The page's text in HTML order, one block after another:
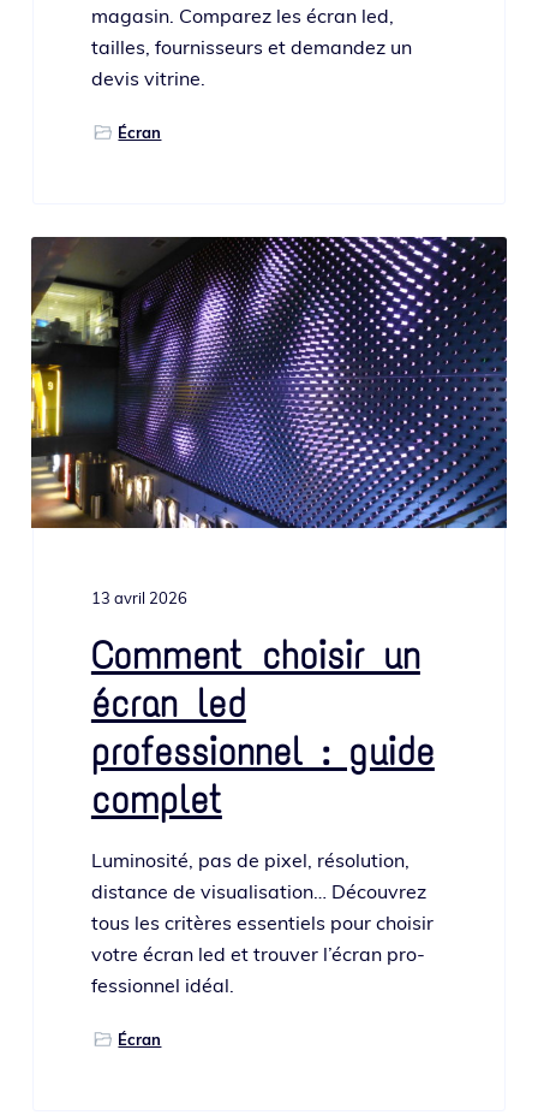
maga­sin. Comparez les écran led,
tailles, four­nis­seurs et deman­dez un
devis vitrine.
Écran
13 avril 2026
Comment choisir un
écran led
professionnel : guide
complet
Luminosité, pas de pixel, réso­lu­tion,
dis­tance de visua­li­sa­tion… Découvrez
tous les cri­tères essen­tiels pour choi­sir
votre écran led et trou­ver l’é­cran pro­
fes­sion­nel idéal.
Écran